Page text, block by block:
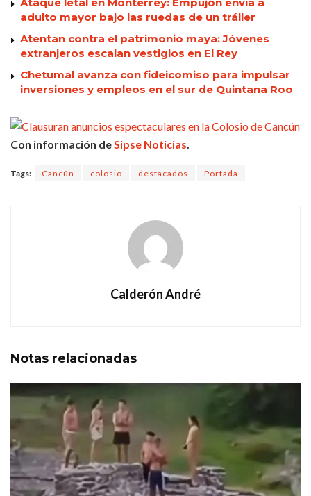
adulto mayor bajo las ruedas de un tráiler
Atentan contra el patrimonio maya: Jóvenes
extranjeros escalan vestigios en El Rey
Chetumal avanza con fideicomiso para impulsar
inversiones y empleos en el sur de Quintana Roo
Con información de Sipse Noticias
Tags: Cancún colosio destacados Portada
Calderón André
Notas relacionadas